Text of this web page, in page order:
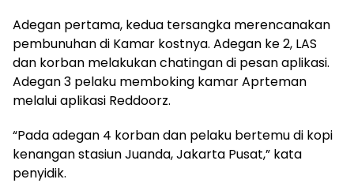
Adegan pertama, kedua tersangka merencanakan
pembunuhan di Kamar kostnya. Adegan ke 2, LAS
dan korban melakukan chatingan di pesan aplikasi.
Adegan 3 pelaku memboking kamar Aprteman
melalui aplikasi Reddoorz.
“Pada adegan 4 korban dan pelaku bertemu di kopi
kenangan stasiun Juanda, Jakarta Pusat,” kata
penyidik.